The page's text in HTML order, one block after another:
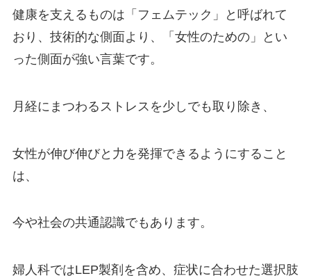
健康を支えるものは「フェムテック」と呼ばれて
おり、技術的な側面より、「女性のための」とい
った側面が強い言葉です。
月経にまつわるストレスを少しでも取り除き、
女性が伸び伸びと力を発揮できるようにすること
は、
今や社会の共通認識でもあります。
婦人科ではLEP製剤を含め、症状に合わせた選択肢